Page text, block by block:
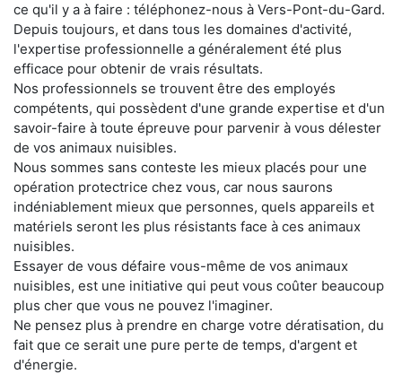
ce qu'il y a à faire : téléphonez-nous à Vers-Pont-du-Gard.
Depuis toujours, et dans tous les domaines d'activité,
l'expertise professionnelle a généralement été plus
efficace pour obtenir de vrais résultats.
Nos professionnels se trouvent être des employés
compétents, qui possèdent d'une grande expertise et d'un
savoir-faire à toute épreuve pour parvenir à vous délester
de vos animaux nuisibles.
Nous sommes sans conteste les mieux placés pour une
opération protectrice chez vous, car nous saurons
indéniablement mieux que personnes, quels appareils et
matériels seront les plus résistants face à ces animaux
nuisibles.
Essayer de vous défaire vous-même de vos animaux
nuisibles, est une initiative qui peut vous coûter beaucoup
plus cher que vous ne pouvez l'imaginer.
Ne pensez plus à prendre en charge votre dératisation, du
fait que ce serait une pure perte de temps, d'argent et
d'énergie.